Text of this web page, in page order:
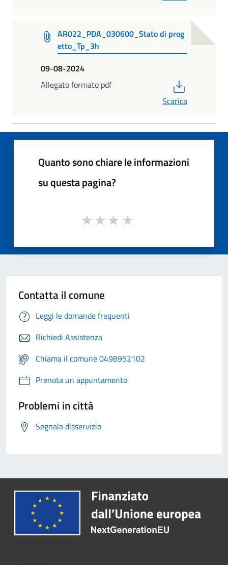
AR022_PDA_030600_Stato di prog
etto_Tp_3h
09-08-2024
Allegato formato pdf
Scarica
Quanto sono chiare le informazioni
su questa pagina?
Contatta il comune
Leggi le domande frequenti
Richiedi Assistenza
Chiama il comune 0498952102
Prenota un appuntamento
Problemi in città
Segnala disservizio